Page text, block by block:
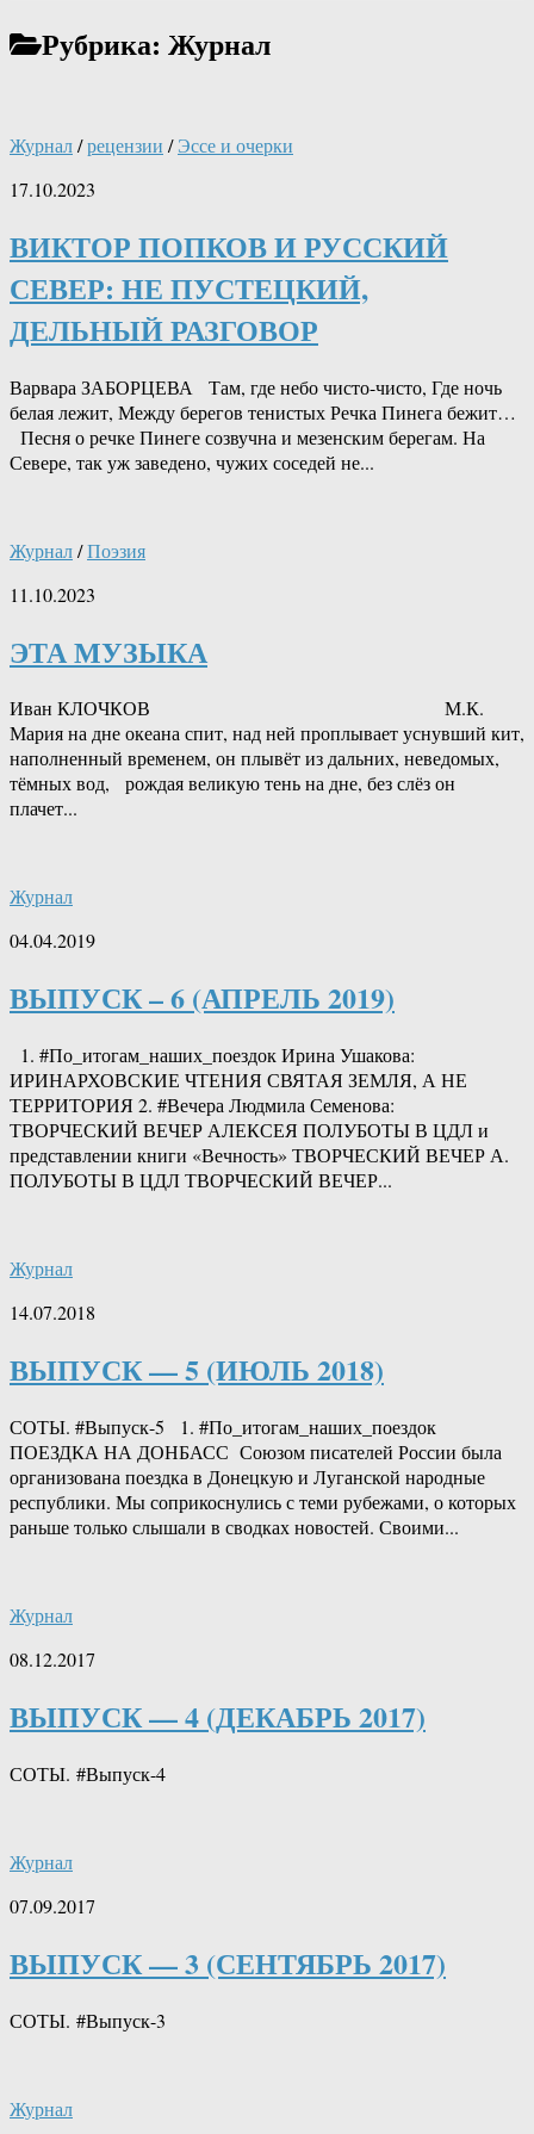
Рубрика: Журнал
Журнал/рецензии /Эссе и очерки
17.10.2023
ВИКТОР ПОПКОВ И РУССКИЙ
СЕВЕР: НЕ ПУСТЕЦКИЙ,
ДЕЛЬНЫЙ РАЗГОВОР
Варвара ЗАБОРЦЕВА Там, где небо чисто-чисто, Где ночь
белая лежит, Между берегов тенистых Речка Пинега бежит…
Песня о речке Пинеге созвучна и мезенским берегам. На
Севере, так уж заведено, чужих соседей не...
Журнал/Поэзия
11.10.2023
ЭТА МУЗЫКА
Иван КЛОЧКОВ М.К.
Мария на дне океана спит, над ней проплывает уснувший кит,
наполненный временем, он плывёт из дальних, неведомых,
тёмных вод, рождая великую тень на дне, без слёз он
плачет...
Журнал
04.04.2019
ВЫПУСК – 6 (АПРЕЛЬ 2019)
1. #По_итогам_наших_поездок Ирина Ушакова:
ИРИНАРХОВСКИЕ ЧТЕНИЯ СВЯТАЯ ЗЕМЛЯ, А НЕ
ТЕРРИТОРИЯ 2. #Вечера Людмила Семенова:
ТВОРЧЕСКИЙ ВЕЧЕР АЛЕКСЕЯ ПОЛУБОТЫ В ЦДЛ и
представлении книги «Вечность» ТВОРЧЕСКИЙ ВЕЧЕР А.
ПОЛУБОТЫ В ЦДЛ ТВОРЧЕСКИЙ ВЕЧЕР...
Журнал
14.07.2018
ВЫПУСК — 5 (ИЮЛЬ 2018)
СОТЫ. #Выпуск-5 1. #По_итогам_наших_поездок
ПОЕЗДКА НА ДОНБАСС Союзом писателей России была
организована поездка в Донецкую и Луганской народные
республики. Мы соприкоснулись с теми рубежами, о которых
раньше только слышали в сводках новостей. Своими...
Журнал
08.12.2017
ВЫПУСК — 4 (ДЕКАБРЬ 2017)
СОТЫ. #Выпуск-4
Журнал
07.09.2017
ВЫПУСК — 3 (СЕНТЯБРЬ 2017)
СОТЫ. #Выпуск-3
Журнал